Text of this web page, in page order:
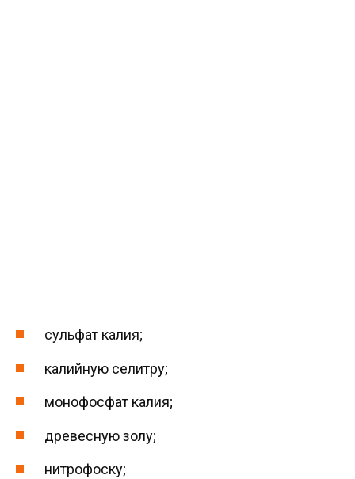
сульфат калия;
калийную селитру;
монофосфат калия;
древесную золу;
нитрофоску;